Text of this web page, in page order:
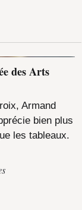
des Arts
Armand
bien plus
les tableaux.